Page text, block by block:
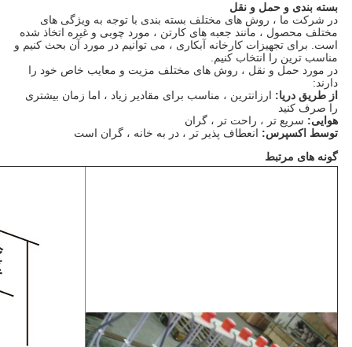
بسته بندی و حمل و نقل
در شرکت ما ، روش های مختلف بسته بندی با توجه به ویژگی های
مختلف محصول ، مانند جعبه های کارتن ، مورد چوبی و غیره اتخاذ شده
است. برای تجهیزات کارخانه آبکاری ، می توانیم در مورد آن بحث کنیم و
مناسب ترین را انتخاب کنیم.
در مورد حمل و نقل ، روش های مختلف مزیت و معایب خاص خود را
دارند:
از طریق دریا: ارزانترین ، مناسب برای مقادیر زیاد ، اما زمان بیشتری
را صرف کنید
هوایی: سریع تر ، راحت تر ، گران
توسط اکسپرس: انعطاف پذیر تر ، در به خانه ، گران است
گونه های مرتبط